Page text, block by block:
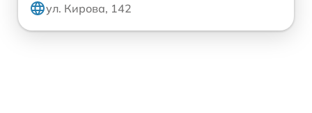
ул. Кирова, 142